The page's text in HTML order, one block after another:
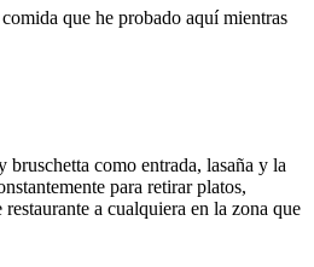
que he probado aquí mientras
como entrada, lasaña y la
para retirar platos,
a cualquiera en la zona que